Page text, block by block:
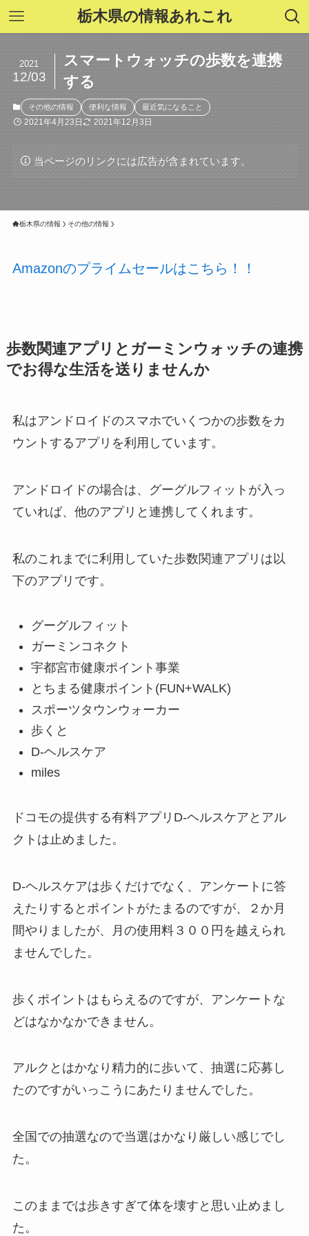
栃木県の情報あれこれ
スマートウォッチの歩数を連携
する
2021
12/03
その他の情報 便利な情報 最近気になること
2021年4月23日 2021年12月3日
当ページのリンクには広告が含まれています。
栃木県の情報 その他の情報
Amazonのプライムセールはこちら！！
歩数関連アプリとガーミンウォッチの連携
でお得な生活を送りませんか
私はアンドロイドのスマホでいくつかの歩数をカ
ウントするアプリを利用しています。
アンドロイドの場合は、グーグルフィットが入っ
ていれば、他のアプリと連携してくれます。
私のこれまでに利用していた歩数関連アプリは以
下のアプリです。
グーグルフィット
ガーミンコネクト
宇都宮市健康ポイント事業
とちまる健康ポイント(FUN+WALK)
スポーツタウンウォーカー
歩くと
D-ヘルスケア
miles
ドコモの提供する有料アプリD-ヘルスケアとアル
クトは止めました。
D-ヘルスケアは歩くだけでなく、アンケートに答
えたりするとポイントがたまるのですが、２か月
間やりましたが、月の使用料３００円を越えられ
ませんでした。
歩くポイントはもらえるのですが、アンケートな
どはなかなかできません。
アルクとはかなり精力的に歩いて、抽選に応募し
たのですがいっこうにあたりませんでした。
全国での抽選なので当選はかなり厳しい感じでし
た。
このままでは歩きすぎて体を壊すと思い止めまし
た。